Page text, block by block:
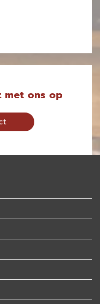
met ons op